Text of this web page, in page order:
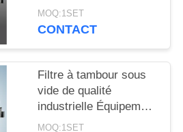
consommation
d'énergie et en acier
l'amidon
MOQ:1SET
CONTACT
Filtre à tambour sous
vide de qualité
industrielle Équipement
de déshydratation de
MOQ:1SET